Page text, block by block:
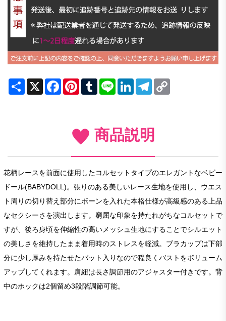
Share X FacebookPinterestTumblrLine LinkedInTelegram
商品説明
花柄レースを前面に使用したコルセットタイプのエレガントなベビー
ドール(BABYDOLL)。張りのある美しいレース生地を使用し、ウエス
ト周りの切り替え部分にボーンを入れた本格仕様が高級感のある上品
なセクシーさを演出します。窮屈な印象を持たれがちなコルセットで
すが、後ろ身頃を伸縮性の高いメッシュ生地にすることでシルエット
の美しさを維持したまま着用時のストレスを軽減。ブラカップは下部
分に少し厚みを持たせたパット入りなので程良くバストをボリューム
アップしてくれます。肩紐は長さ調節用のアジャスター付きです。背
中のホックは2個留め3段階調節可能。